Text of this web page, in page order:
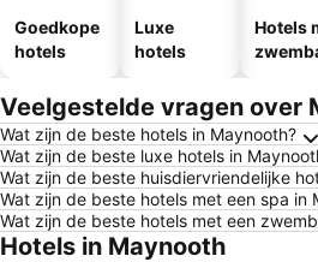
Goedkope
hotels
Luxe
hotels
Hotels
Veelgestelde vragen over
Wat zijn de beste hotels in Maynooth?
Wat zijn de beste luxe hotels in
Wat zijn de beste huisdiervriendelijke
Wat zijn de beste hotels met een spa in
Wat zijn de beste hotels met een
Hotels in Maynooth